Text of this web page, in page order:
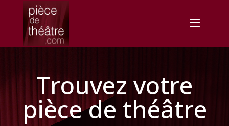
Trouvez votre
pièce de théâtre